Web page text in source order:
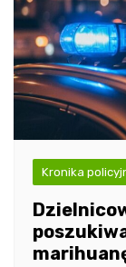
Kronika